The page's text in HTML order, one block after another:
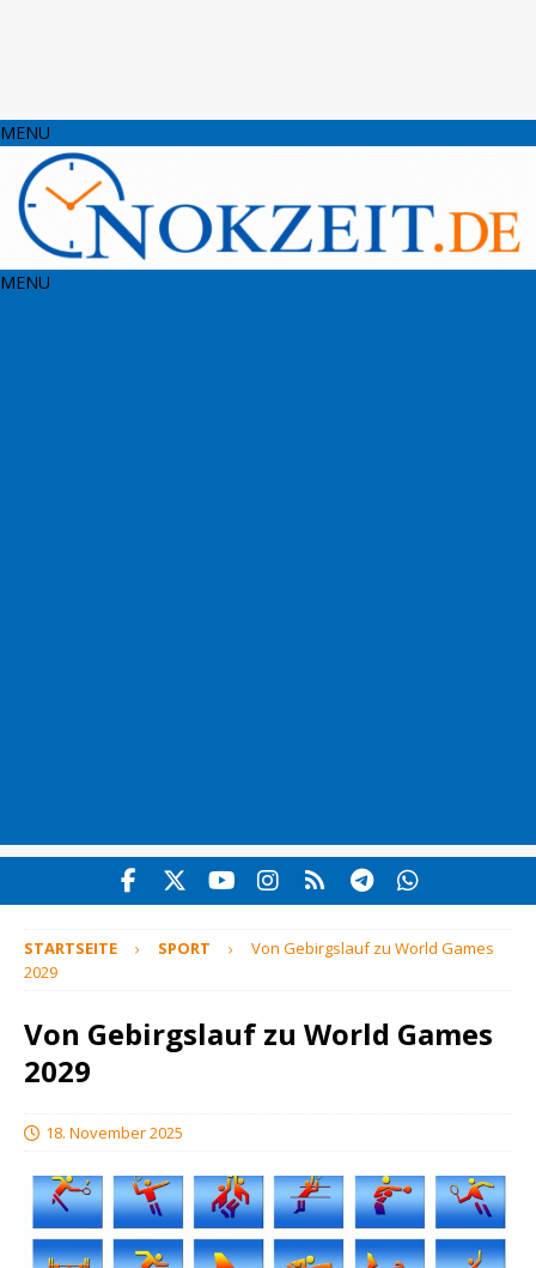
MENU
MENU
STARTSEITE SPORT
Von Gebirgslauf zu World Games
2029
Von Gebirgslauf zu World Games
2029
18. November 2025